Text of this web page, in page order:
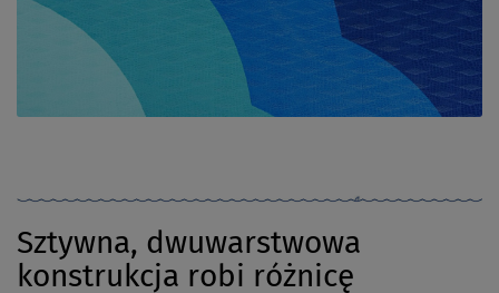
Sztywna, dwuwarstwowa
konstrukcja robi różnicę